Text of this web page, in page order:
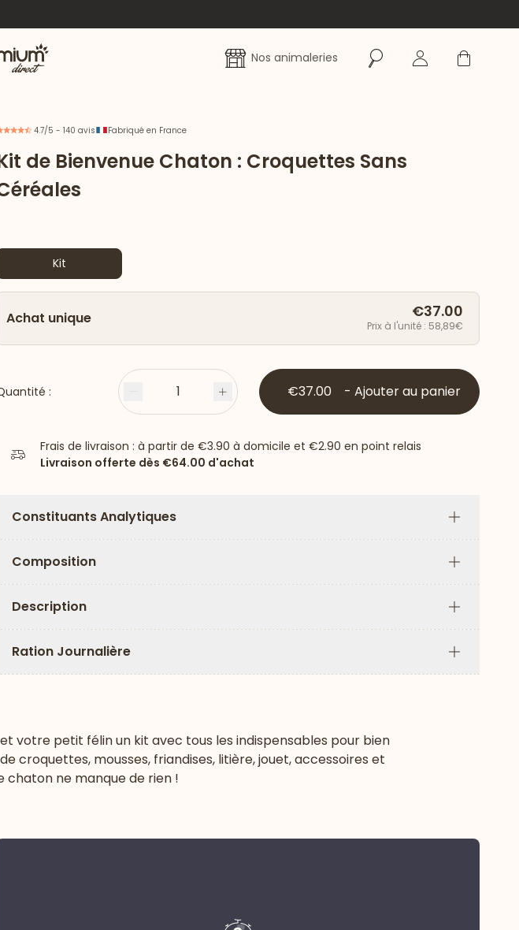
Nos animaleries RechercherSe connecter
Panier
4.7/5 - 140 avis Fabriqué en France
de Bienvenue Chaton : Croquettes Sans
Kit
Achat unique €37.00
Prix à l'unité : 58,89€
: Moins 1 Plus €37.00 - Ajouter au panier
Frais de livraison : à partir de €3.90 à domicile et €2.90 en point relais
Livraison offerte dès €64.00 d'achat
Constituants Analytiques
Plus
Composition
Plus
Description
Plus
Ration Journalière
Plus
votre petit félin un kit avec tous les indispensables pour bien
croquettes, mousses, friandises, litière, jouet, accessoires et
chaton ne manque de rien !